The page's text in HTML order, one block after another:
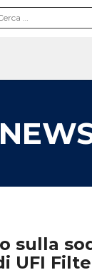
sulla
UFI